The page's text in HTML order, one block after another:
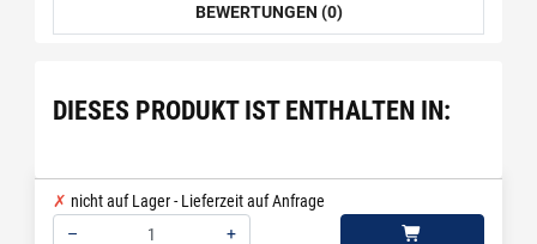
BEWERTUNGEN (0)
DIESES PRODUKT IST ENTHALTEN IN:
nicht auf Lager - Lieferzeit auf Anfrage
–
+